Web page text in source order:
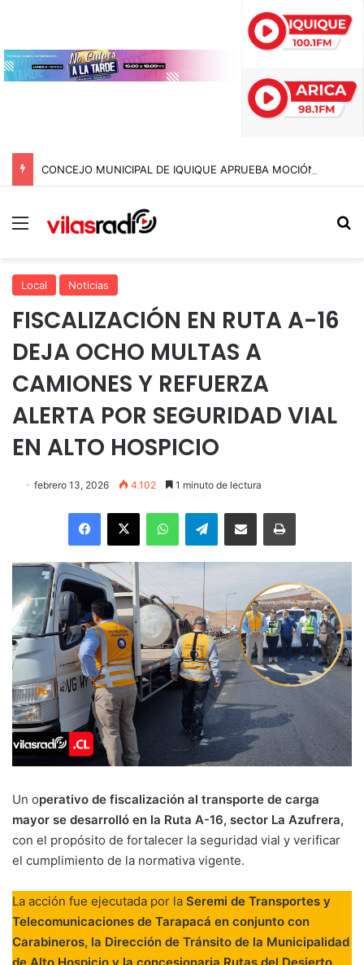
Menú
Local Noticias
FISCALIZACIÓN EN RUTA A-16
DEJA OCHO MULTAS A
CAMIONES Y REFUERZA
ALERTA POR SEGURIDAD VIAL
EN ALTO HOSPICIO
febrero 13, 2026 4.102 1 minuto de lectura
Facebook
X WhatsAppTelegramEnviar vía email Imprimir
Un operativo de fiscalización al transporte de carga
mayor se desarrolló en la Ruta A-16, sector La Azufrera,
con el propósito de fortalecer la seguridad vial y verificar
el cumplimiento de la normativa vigente.
La acción fue ejecutada por la Seremi de Transportes y
Telecomunicaciones de Tarapacá en conjunto con
Carabineros, la Dirección de Tránsito de la Municipalidad